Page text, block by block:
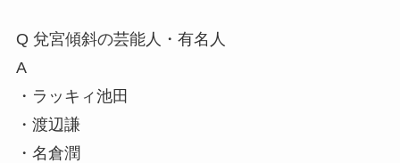
Q 兌宮傾斜の芸能人・有名人
A
・ラッキィ池田
・渡辺謙
・名倉潤